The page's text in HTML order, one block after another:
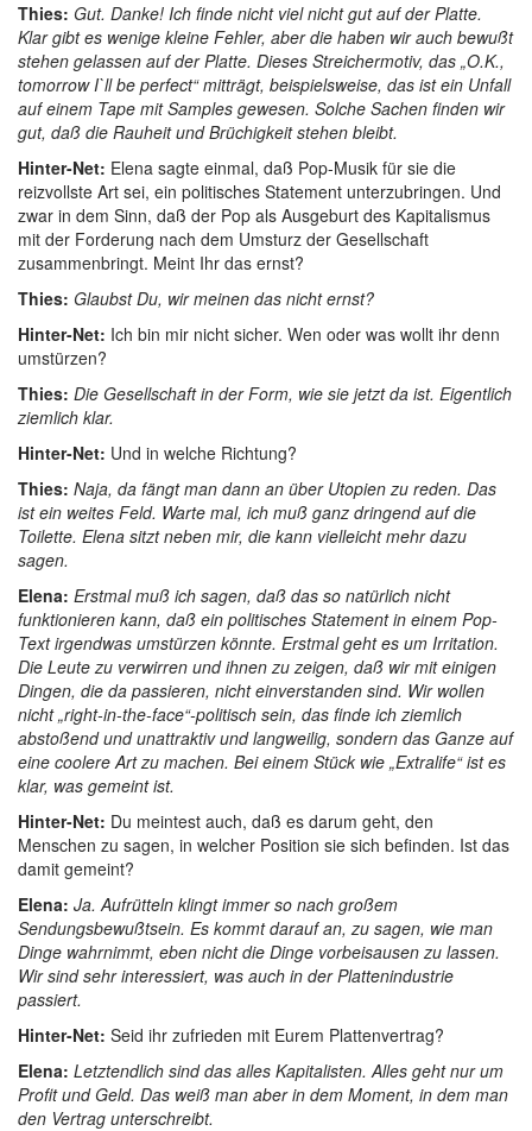
Thies: Gut. Danke! Ich finde nicht viel nicht gut auf der Platte.
Klar gibt es wenige kleine Fehler, aber die haben wir auch bewußt
stehen gelassen auf der Platte. Dieses Streichermotiv, das „O.K.,
tomorrow I`ll be perfect“ mitträgt, beispielsweise, das ist ein Unfall
auf einem Tape mit Samples gewesen. Solche Sachen finden wir
gut, daß die Rauheit und Brüchigkeit stehen bleibt.
Hinter-Net: Elena sagte einmal, daß Pop-Musik für sie die
reizvollste Art sei, ein politisches Statement unterzubringen. Und
zwar in dem Sinn, daß der Pop als Ausgeburt des Kapitalismus
mit der Forderung nach dem Umsturz der Gesellschaft
zusammenbringt. Meint Ihr das ernst?
Thies: Glaubst Du, wir meinen das nicht ernst?
Hinter-Net: Ich bin mir nicht sicher. Wen oder was wollt ihr denn
umstürzen?
Thies: Die Gesellschaft in der Form, wie sie jetzt da ist. Eigentlich
ziemlich klar.
Hinter-Net: Und in welche Richtung?
Thies: Naja, da fängt man dann an über Utopien zu reden. Das
ist ein weites Feld. Warte mal, ich muß ganz dringend auf die
Toilette. Elena sitzt neben mir, die kann vielleicht mehr dazu
sagen.
Elena: Erstmal muß ich sagen, daß das so natürlich nicht
funktionieren kann, daß ein politisches Statement in einem Pop-
Text irgendwas umstürzen könnte. Erstmal geht es um Irritation.
Die Leute zu verwirren und ihnen zu zeigen, daß wir mit einigen
Dingen, die da passieren, nicht einverstanden sind. Wir wollen
nicht „right-in-the-face“-politisch sein, das finde ich ziemlich
abstoßend und unattraktiv und langweilig, sondern das Ganze auf
eine coolere Art zu machen. Bei einem Stück wie „Extralife“ ist es
klar, was gemeint ist.
Hinter-Net: Du meintest auch, daß es darum geht, den
Menschen zu sagen, in welcher Position sie sich befinden. Ist das
damit gemeint?
Elena: Ja. Aufrütteln klingt immer so nach großem
Sendungsbewußtsein. Es kommt darauf an, zu sagen, wie man
Dinge wahrnimmt, eben nicht die Dinge vorbeisausen zu lassen.
Wir sind sehr interessiert, was auch in der Plattenindustrie
passiert.
Hinter-Net: Seid ihr zufrieden mit Eurem Plattenvertrag?
Elena: Letztendlich sind das alles Kapitalisten. Alles geht nur um
Profit und Geld. Das weiß man aber in dem Moment, in dem man
den Vertrag unterschreibt.